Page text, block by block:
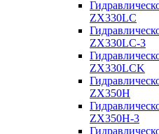
ZX330LC
ZX330LC-3
ZX330LCK
ZX350H
ZX350H-3